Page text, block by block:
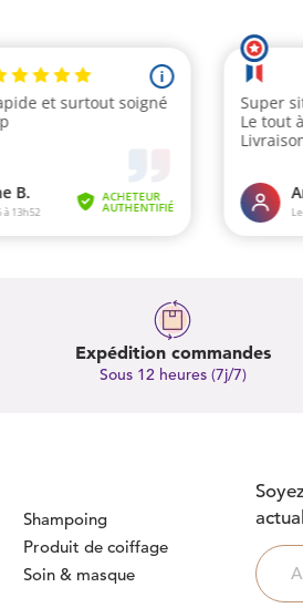
Expédition commandes
Sous 12 heures (7j/7)
Shampoing
Produit de coiffage
Soin & masque